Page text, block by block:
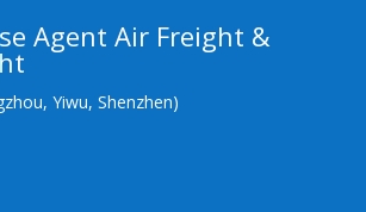
Agent Air Freight &
Yiwu, Shenzhen)